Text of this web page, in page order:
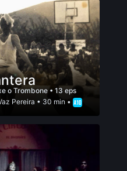
o Trombone• 13 eps
Pereira • 30 min •